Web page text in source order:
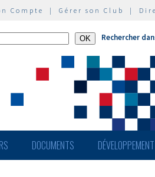
Compte | Gérer son Club |
Rechercher
DOCUMENTS DÉVELOPPEMENT